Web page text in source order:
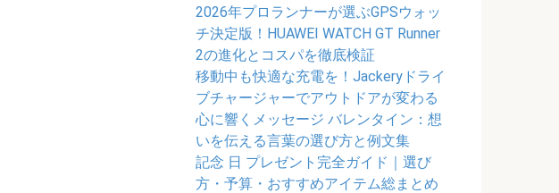
2026年プロランナーが選ぶGPSウォッ
チ決定版！HUAWEI WATCH GT Runner
2の進化とコスパを徹底検証
移動中も快適な充電を！Jackeryドライ
ブチャージャーでアウトドアが変わる
心に響くメッセージ バレンタイン：想
いを伝える言葉の選び方と例文集
記念 日 プレゼント完全ガイド｜選び
方・予算・おすすめアイテム総まとめ